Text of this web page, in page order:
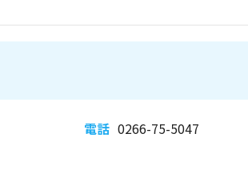
電話 0266-75-5047